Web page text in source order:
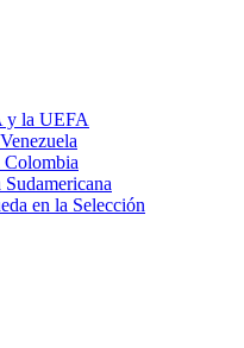
y la UEFA
Colombia
en la Selección